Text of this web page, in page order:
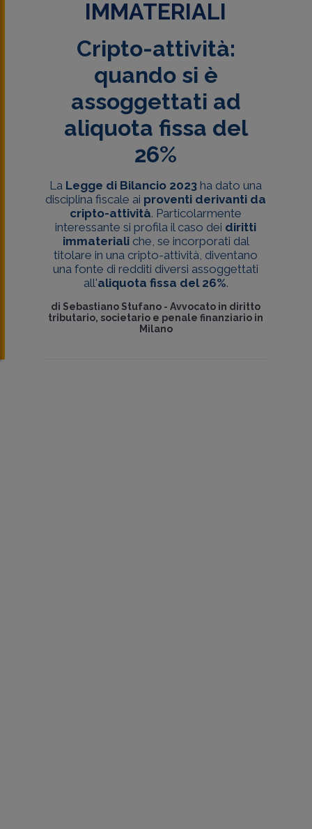
IMMATERIALI
Cripto-attività:
quando si è
assoggettati ad
aliquota fissa del
26%
La Legge di Bilancio 2023 ha dato una
disciplina fiscale ai proventi derivanti da
cripto-attività. Particolarmente
interessante si profila il caso dei diritti
immaterialiche, se incorporati dal
titolare in una cripto-attività, diventano
una fonte di redditi diversi assoggettati
all'aliquota fissa del 26%.
di Sebastiano Stufano -Avvocato in diritto
tributario, societario e penale finanziario in
Milano